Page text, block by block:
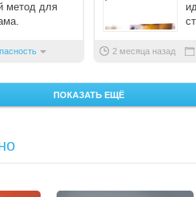
метод для
2 месяца назад
ПОКАЗАТЬ ЕЩЁ